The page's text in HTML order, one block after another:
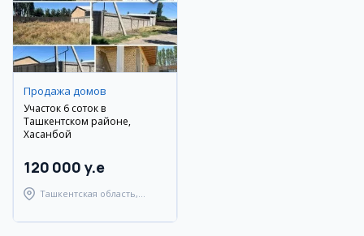
Продажа домов
Участок 6 соток в
Ташкентском районе,
Хасанбой
120 000 y.e
Ташкентская область,